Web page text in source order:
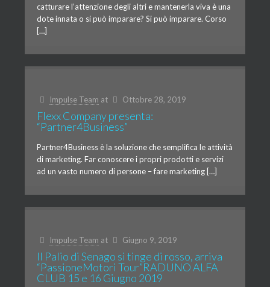
catturare l’attenzione degli altri e mantenerla viva è una
dote innata o si può imparare? Si può imparare. Corso
[…]
Impulse Team at Ottobre 28, 2019
Flexx Company presenta:
“Partner4Business”
Partner4Business è la soluzione che semplifica le attività
di marketing. Far conoscere i propri prodotti e servizi
ad un vasto numero di persone – fare marketing […]
Impulse Team at Giugno 9, 2019
Il Palio di Senago si tinge di rosso, arriva
“PassioneMotori Tour”RADUNO ALFA
CLUB 15 e 16 Giugno 2019